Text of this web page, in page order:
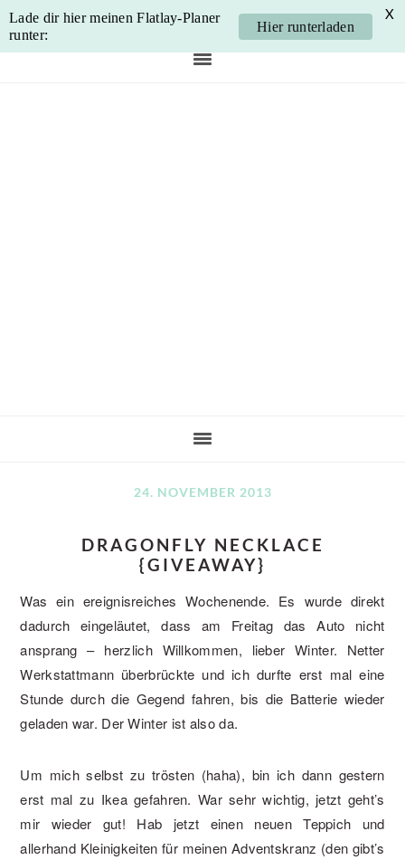
Skip
Skip
Skip
Skip
24. NOVEMBER 2013
DRAGONFLY NECKLACE
{GIVEAWAY}
Was ein ereignisreiches Wochenende. Es wurde direkt
dadurch eingeläutet, dass am Freitag das Auto nicht
ansprang – herzlich Willkommen, lieber Winter. Netter
Werkstattmann überbrückte und ich durfte erst mal eine
Stunde durch die Gegend fahren, bis die Batterie wieder
geladen war. Der Winter ist also da.
Um mich selbst zu trösten (haha), bin ich dann gestern
erst mal zu Ikea gefahren. War sehr wichtig, jetzt geht’s
mir wieder gut! Hab jetzt einen neuen Teppich und
allerhand Kleinigkeiten für meinen Adventskranz (den gibt’s
Lade dir hier meinen Flatlay-Planer
runter:
Hier runterladen
X